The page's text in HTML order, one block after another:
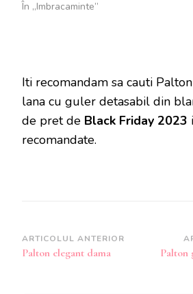
În „Imbracaminte”
Iti recomandam sa cauti
lana cu guler detasabil din
de pret de Black Friday 2023
recomandate.
Navigare
în
ARTICOLUL ANTERIOR
Palton elegant dama
Palton